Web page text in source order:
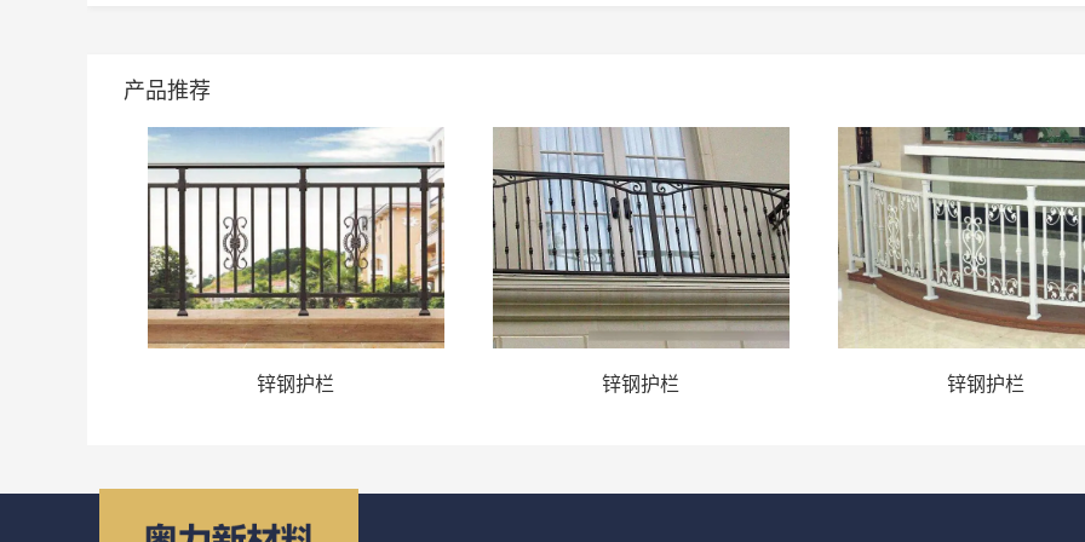
产品推荐
锌钢护栏 锌钢护栏 锌钢护栏